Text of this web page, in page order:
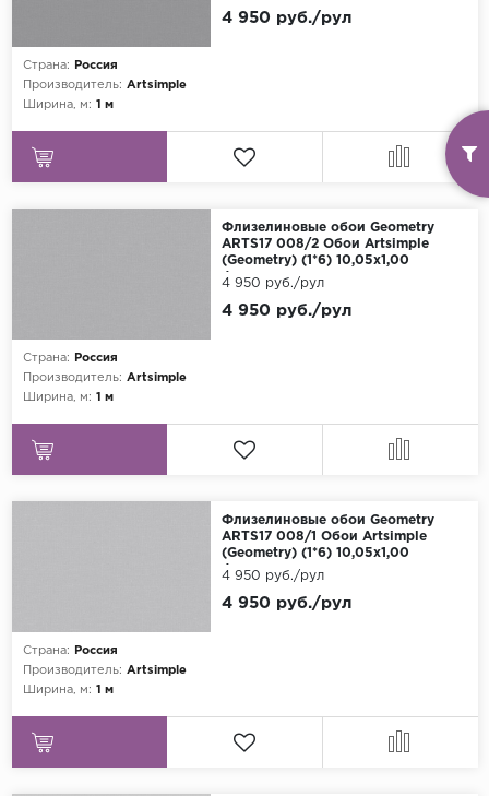
Страна:
Россия
Производитель: Artsimple
Ширина, м: 1 м
4 950 руб./рул
Флизелиновые обои Geometry
ARTS17 008/2 Обои Artsimple
(Geometry) (1*6) 10,05x1,00
флизелин
Страна:
Россия
Производитель: Artsimple
Ширина, м: 1 м
4 950 руб./рул
4 950 руб./рул
Флизелиновые обои Geometry
ARTS17 008/1 Обои Artsimple
(Geometry) (1*6) 10,05x1,00
флизелин
Страна:
Россия
Производитель: Artsimple
Ширина, м: 1 м
4 950 руб./рул
4 950 руб./рул